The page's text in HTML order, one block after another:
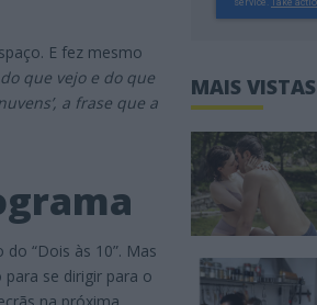
E fez mesmo
que vejo e do que
a frase que a
“Dois às 10”. Mas
se dirigir para o
MAIS VISTAS